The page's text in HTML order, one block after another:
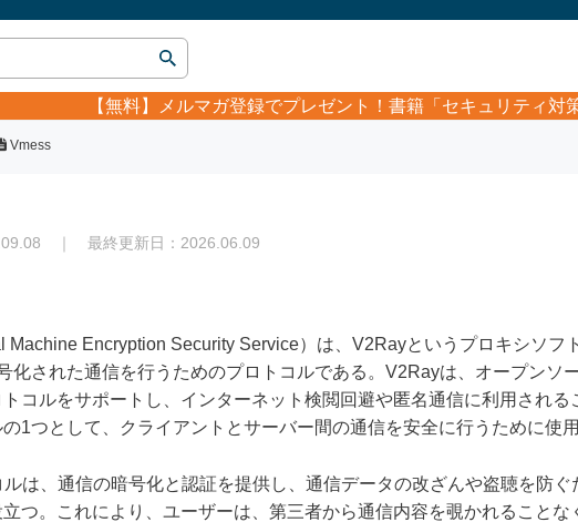
【無料】 メルマガ登録でプレゼント！書籍「セキュリティ対
Vmess
｜ 最終更新日：2026.06.09
Machine Encryption Security Service）は、V2Rayというプロキシソフ
化された通信を行うためのプロトコルである。V2Rayは、オープンソ
トコルをサポートし、インターネット検閲回避や匿名通信に利用され
1つとして、クライアントとサーバー間の通信を安全に行うために使用
は、通信の暗号化と認証を提供し、通信データの改ざんや盗聴を防
立つ。これにより、ユーザーは、第三者から通信内容を覗かれること